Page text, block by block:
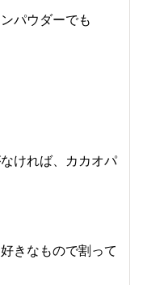
パウダーでも
ければ、カカオパ
きなもので割って